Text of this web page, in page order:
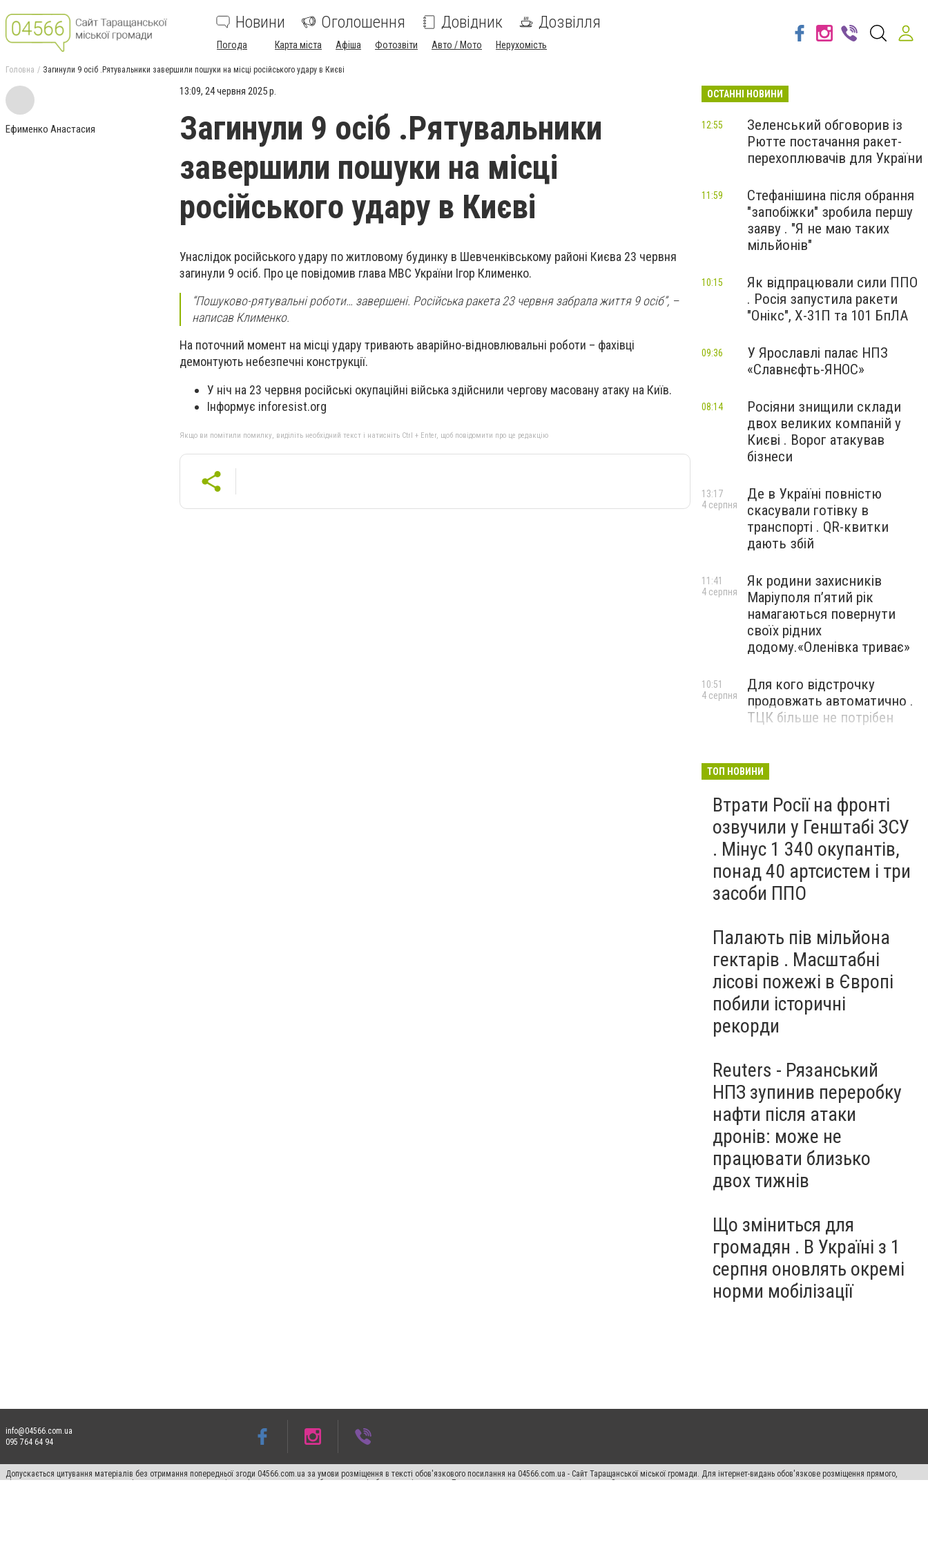
Новини Оголошення Довідник Дозвілля
Погода Карта міста Афіша Фотозвіти Авто / Мото Нерухомість
Головна Загинули 9 осіб .Рятувальники завершили пошуки на місці російського удару в Києві
Ефименко Анастасия
13:09, 24 червня 2025 р.
Загинули 9 осіб .Рятувальники
завершили пошуки на місці
російського удару в Києві
Унаслідок російського удару по житловому будинку в Шевченківському районі Києва 23 червня
загинули 9 осіб. Про це повідомив глава МВС України Ігор Клименко.
“Пошуково-рятувальні роботи… завершені. Російська ракета 23 червня забрала життя 9 осіб”, –
написав Клименко.
На поточний момент на місці удару тривають аварійно-відновлювальні роботи – фахівці
демонтують небезпечні конструкції.
У ніч на 23 червня російські окупаційні війська здійснили чергову масовану атаку на Київ.
Інформує inforesist.org
Якщо ви помітили помилку, виділіть необхідний текст і натисніть Ctrl + Enter, щоб повідомити про це редакцію
ОСТАННІ НОВИНИ
Зеленський обговорив із
Рютте постачання ракет-
перехоплювачів для України
12:55
Стефанішина після обрання
"запобіжки" зробила першу
заяву . "Я не маю таких
мільйонів"
11:59
Як відпрацювали сили ППО
. Росія запустила ракети
"Онікс", Х-31П та 101 БпЛА
10:15
У Ярославлі палає НПЗ
«Славнєфть-ЯНОС»
09:36
Росіяни знищили склади
двох великих компаній у
Києві . Ворог атакував
бізнеси
08:14
Де в Україні повністю
скасували готівку в
транспорті . QR-квитки
дають збій
13:17
4 серпня
Як родини захисників
Маріуполя пʼятий рік
намагаються повернути
своїх рідних
додому.«Оленівка триває»
11:41
4 серпня
Для кого відстрочку
продовжать автоматично .
ТЦК більше не потрібен
10:51
4 серпня
ТОП НОВИНИ
Втрати Росії на фронті
озвучили у Генштабі ЗСУ
. Мінус 1 340 окупантів,
понад 40 артсистем і три
засоби ППО
Палають пів мільйона
гектарів . Масштабні
лісові пожежі в Європі
побили історичні
рекорди
Reuters - Рязанський
НПЗ зупинив переробку
нафти після атаки
дронів: може не
працювати близько
двох тижнів
Що зміниться для
громадян . В Україні з 1
серпня оновлять окремі
норми мобілізації
info@04566.com.ua
095 764 64 94
Допускається цитування матеріалів без отримання попередньої згоди 04566.com.ua за умови розміщення в тексті обов'язкового посилання на 04566.com.ua - Cайт Таращанської міської громади. Для інтернет-видань обов'язкове розміщення прямого,
відкритого для пошукових систем гіперпосилання на цитовані статті не нижче другого абзацу в тексті або в якості джерела. Порушення виняткових прав переслідується Законом.